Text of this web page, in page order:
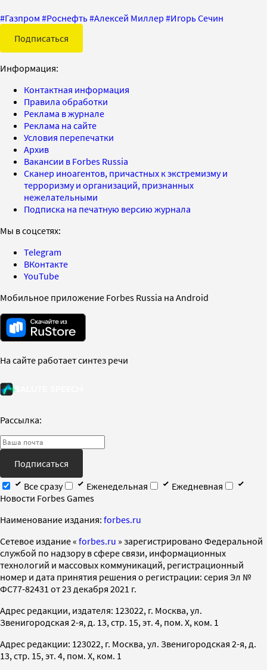
#Газпром #Роснефть#Алексей Миллер #Игорь Сечин
Подписаться
Информация:
Контактная информация
Правила обработки
Реклама в журнале
Реклама на сайте
Условия перепечатки
Архив
Вакансии в Forbes Russia
Сканер иноагентов, причастных к экстремизму и
терроризму и организаций, признанных
нежелательными
Подписка на печатную версию журнала
Мы в соцсетях:
Telegram
ВКонтакте
YouTube
Мобильное приложение Forbes Russia на Android
На сайте работает синтез речи
Рассылка:
Подписаться
Все сразу
Еженедельная
Ежедневная
Новости Forbes Games
Наименование издания: forbes.ru
Cетевое издание « forbes.ru » зарегистрировано Федеральной
службой по надзору в сфере связи, информационных
технологий и массовых коммуникаций, регистрационный
номер и дата принятия решения о регистрации: серия Эл №
ФС77-82431 от 23 декабря 2021 г.
Адрес редакции, издателя: 123022, г. Москва, ул.
Звенигородская 2-я, д. 13, стр. 15, эт. 4, пом. X, ком. 1
Адрес редакции: 123022, г. Москва, ул. Звенигородская 2-я, д.
13, стр. 15, эт. 4, пом. X, ком. 1